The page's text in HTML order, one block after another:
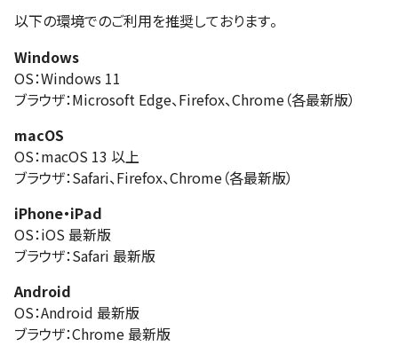
以下の環境でのご利用を推奨しております。
Windows
OS：Windows 11
ブラウザ：Microsoft Edge、Firefox、Chrome（各最新版）
macOS
OS：macOS 13 以上
ブラウザ：Safari、Firefox、Chrome（各最新版）
iPhone・iPad
OS：iOS 最新版
ブラウザ：Safari 最新版
Android
OS：Android 最新版
ブラウザ：Chrome 最新版